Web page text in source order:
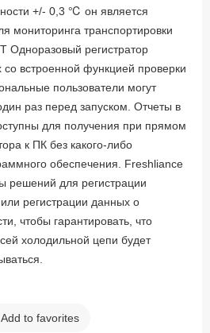
+/- 0,3 ℃ он является
мониторинга транспортировки
Одноразовый регистратор
встроенной функцией проверки
пользователи могут
раз перед запуском. Отчеты в
для получения при прямом
к ПК без какого-либо
обеспечения. Freshliance
решений для регистрации
регистрации данных о
чтобы гарантировать, что
холодильной цепи будет
Add to favorites